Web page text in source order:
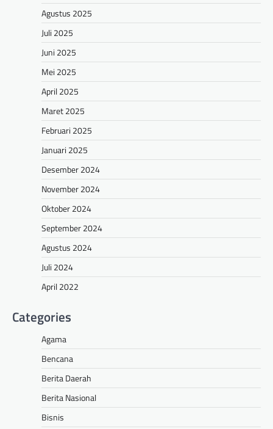
Agustus 2025
Juli 2025
Juni 2025
Mei 2025
April 2025
Maret 2025
Februari 2025
Januari 2025
Desember 2024
November 2024
Oktober 2024
September 2024
Agustus 2024
Juli 2024
April 2022
Categories
Agama
Bencana
Berita Daerah
Berita Nasional
Bisnis